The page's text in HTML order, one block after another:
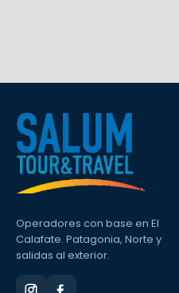
Operadores con base en El
Calafate. Patagonia, Norte y
salidas al exterior.